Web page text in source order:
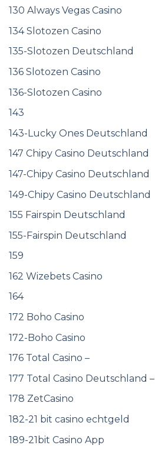
130 Always Vegas Casino
134 Slotozen Casino
135-Slotozen Deutschland
136 Slotozen Casino
136-Slotozen Casino
143
143-Lucky Ones Deutschland
147 Chipy Casino Deutschland
147-Chipy Casino Deutschland
149-Chipy Casino Deutschland
155 Fairspin Deutschland
155-Fairspin Deutschland
159
162 Wizebets Casino
164
172 Boho Casino
172-Boho Casino
176 Total Casino –
177 Total Casino Deutschland –
178 ZetCasino
182-21 bit casino echtgeld
189-21bit Casino App